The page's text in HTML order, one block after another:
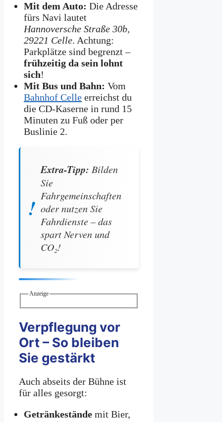
Mit dem Auto: Die Adresse
fürs Navi lautet
Hannoversche Straße 30b,
29221 Celle. Achtung:
Parkplätze sind begrenzt –
frühzeitig da sein lohnt
sich!
Mit Bus und Bahn: Vom
Bahnhof Celle erreichst du
die CD-Kaserne in rund 15
Minuten zu Fuß oder per
Buslinie 2.
Extra-Tipp: Bilden
Sie
Fahrgemeinschaften
oder nutzen Sie
Fahrdienste – das
spart Nerven und
CO₂!
Anzeige
Verpflegung vor
Ort – So bleiben
Sie gestärkt
Auch abseits der Bühne ist
für alles gesorgt:
Getränkestände mit Bier,